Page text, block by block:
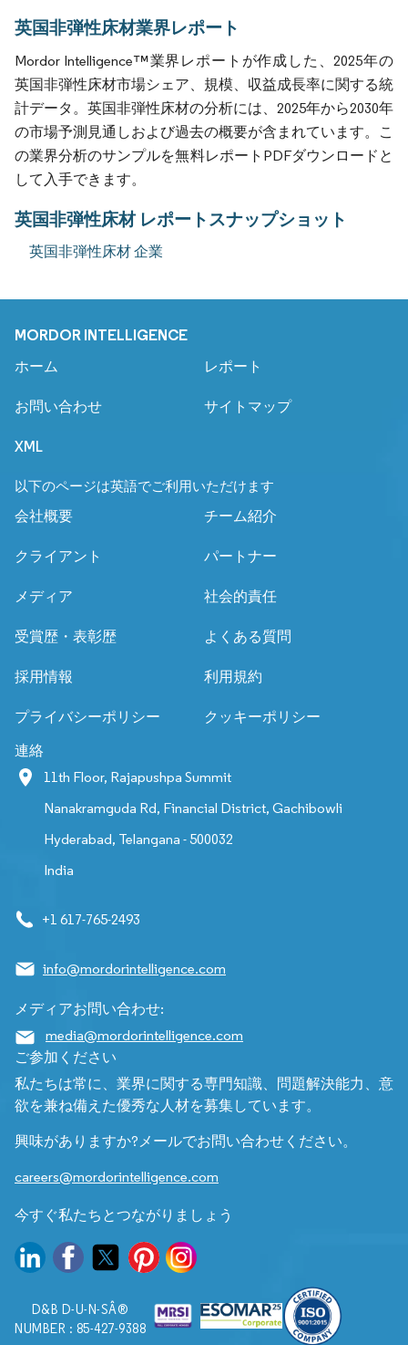
英国非弾性床材業界レポート
Mordor Intelligence™業界レポートが作成した、2025年の
英国非弾性床材市場シェア、規模、収益成長率に関する統
計データ。英国非弾性床材の分析には、2025年から2030年
の市場予測見通しおよび過去の概要が含まれています。こ
の業界分析のサンプルを無料レポートPDFダウンロードと
して入手できます。
英国非弾性床材 レポートスナップショット
英国非弾性床材 企業
MORDOR INTELLIGENCE
ホーム レポート
お問い合わせ サイトマップ
XML
以下のページは英語でご利用いただけます
会社概要
チーム紹介
クライアント パートナー
メディア 社会的責任
受賞歴・表彰歴 よくある質問
採用情報 利用規約
プライバシーポリシー クッキーポリシー
連絡
11th Floor, Rajapushpa Summit
Nanakramguda Rd, Financial District, Gachibowli
Hyderabad, Telangana - 500032
India
+1 617-765-2493
info@mordorintelligence.com
メディアお問い合わせ:
media@mordorintelligence.com
ご参加ください
私たちは常に、業界に関する専門知識、問題解決能力、意
欲を兼ね備えた優秀な人材を募集しています。
興味がありますか?メールでお問い合わせください。
careers@mordorintelligence.com
今すぐ私たちとつながりましょう
D&B D-U-N-SÂ®
NUMBER : 85-427-9388